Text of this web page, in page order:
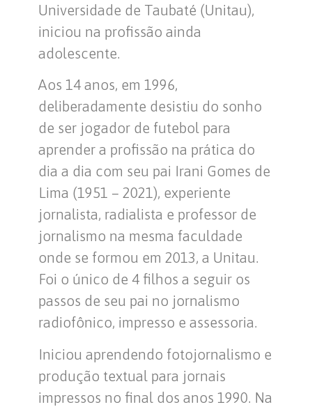
Universidade de Taubaté (Unitau),
iniciou na profissão ainda
adolescente.
Aos 14 anos, em 1996,
deliberadamente desistiu do sonho
de ser jogador de futebol para
aprender a profissão na prática do
dia a dia com seu pai Irani Gomes de
Lima (1951 – 2021), experiente
jornalista, radialista e professor de
jornalismo na mesma faculdade
onde se formou em 2013, a Unitau.
Foi o único de 4 filhos a seguir os
passos de seu pai no jornalismo
radiofônico, impresso e assessoria.
Iniciou aprendendo fotojornalismo e
produção textual para jornais
impressos no final dos anos 1990. Na